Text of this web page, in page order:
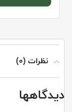
نظرات (0)
دیدگاهها